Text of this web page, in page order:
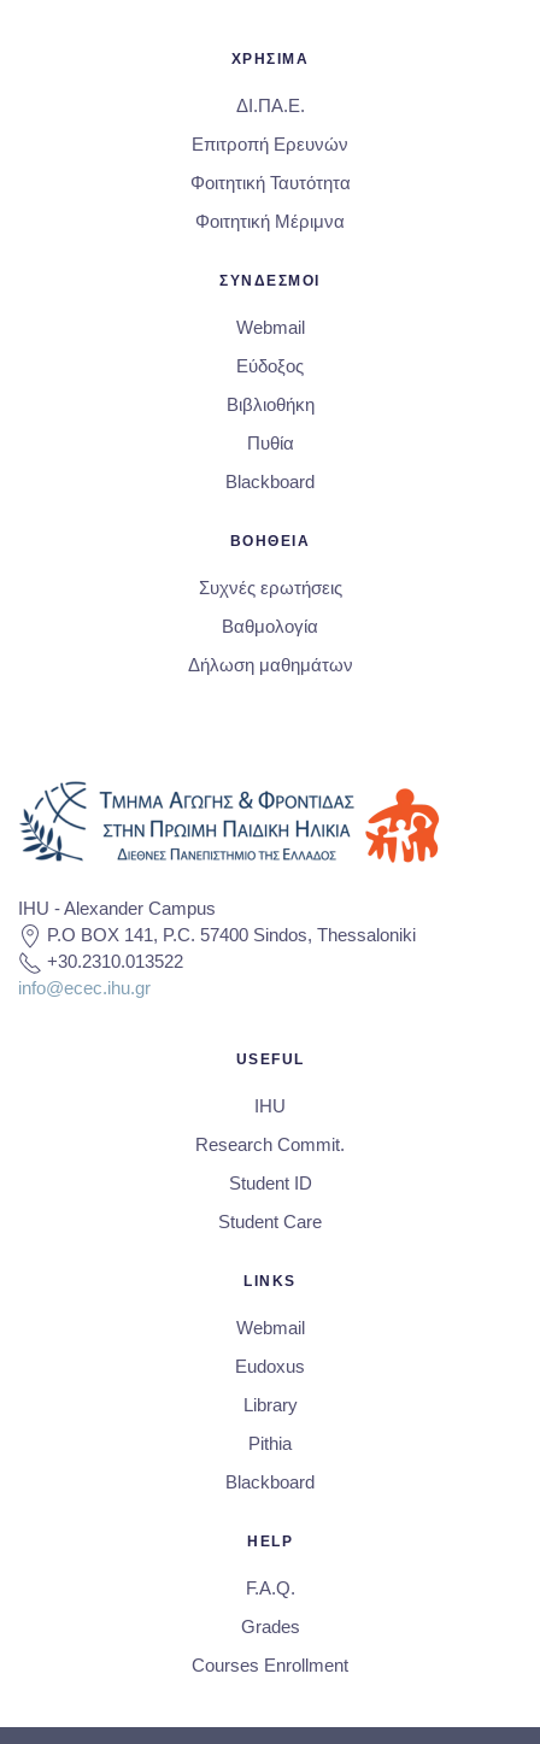
ΧΡΗΣΙΜΑ
ΔΙ.ΠΑ.Ε.
Επιτροπή Ερευνών
Φοιτητική Ταυτότητα
Φοιτητική Μέριμνα
ΣΥΝΔΕΣΜΟΙ
Webmail
Εύδοξος
Βιβλιοθήκη
Πυθία
Blackboard
ΒΟΗΘΕΙΑ
Συχνές ερωτήσεις
Βαθμολογία
Δήλωση μαθημάτων
IHU - Alexander Campus
P.O BOX 141, P.C. 57400 Sindos, Thessaloniki
+30.2310.013522
info@ecec.ihu.gr
USEFUL
IHU
Research Commit.
Student ID
Student Care
LINKS
Webmail
Eudoxus
Library
Pithia
Blackboard
HELP
F.A.Q.
Grades
Courses Enrollment